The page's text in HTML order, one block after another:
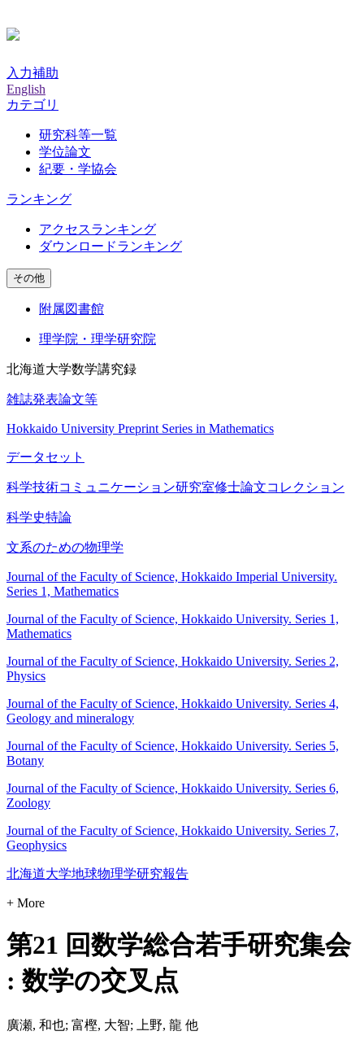
入力補助
English
カテゴリ
研究科等一覧
学位論文
紀要・学協会
ランキング
アクセスランキング
ダウンロードランキング
その他
附属図書館
理学院・理学研究院
北海道大学数学講究録
雑誌発表論文等
Hokkaido University Preprint Series in Mathematics
データセット
科学技術コミュニケーション研究室修士論文コレクション
科学史特論
文系のための物理学
Journal of the Faculty of Science, Hokkaido Imperial University.
Series 1, Mathematics
Journal of the Faculty of Science, Hokkaido University. Series 1,
Mathematics
Journal of the Faculty of Science, Hokkaido University. Series 2,
Physics
Journal of the Faculty of Science, Hokkaido University. Series 4,
Geology and mineralogy
Journal of the Faculty of Science, Hokkaido University. Series 5,
Botany
Journal of the Faculty of Science, Hokkaido University. Series 6,
Zoology
Journal of the Faculty of Science, Hokkaido University. Series 7,
Geophysics
北海道大学地球物理学研究報告
+ More
第21 回数学総合若手研究集会
: 数学の交叉点
廣瀬, 和也; 富樫, 大智; 上野, 龍 他